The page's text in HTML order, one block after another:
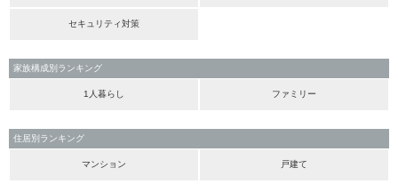
セキュリティ対策
家族構成別ランキング
1人暮らし ファミリー
住居別ランキング
マンション 戸建て